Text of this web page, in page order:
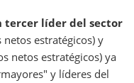
tercer líder del sector
estratégicos) y
netos estratégicos) ya
y líderes del